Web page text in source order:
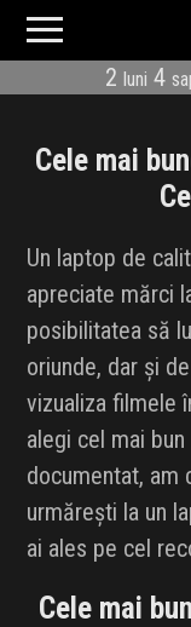
2 luni 4
CATEGORII
MAGAZINE
ÎNSCRIE
LIVE BLOG
REDUCERI
CODURI
CÂND E
ABONARE
Cele mai
Un laptop de
apreciate mărci
posibilitatea să
oriunde, dar și
vizualiza filmele
alegi cel mai
documentat, am
urmărești la un
ai ales pe cel
Cele mai